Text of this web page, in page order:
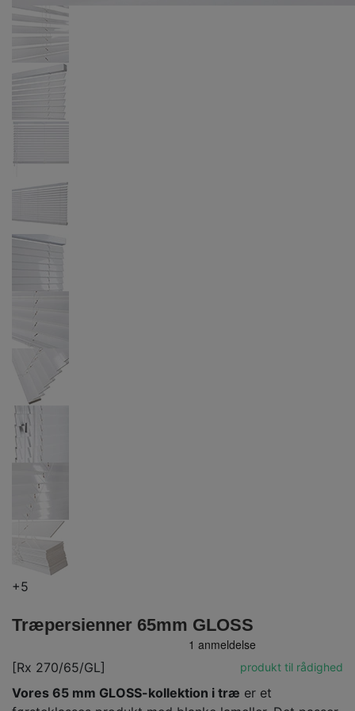
+5
Træpersienner 65mm GLOSS
[Rx 270/65/GL] produkt til rådighed
Vores 65 mm GLOSS-kollektion i træ er et